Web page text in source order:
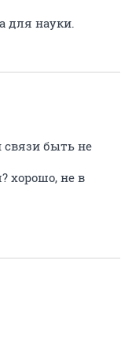
для науки.
связи быть не
хорошо, не в